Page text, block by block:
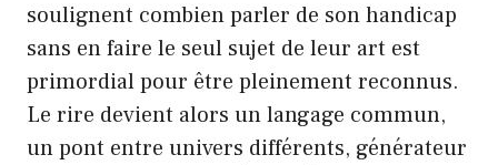
soulignent combien parler de son handicap
sans en faire le seul sujet de leur art est
primordial pour être pleinement reconnus.
Le rire devient alors un langage commun,
un pont entre univers différents, générateur